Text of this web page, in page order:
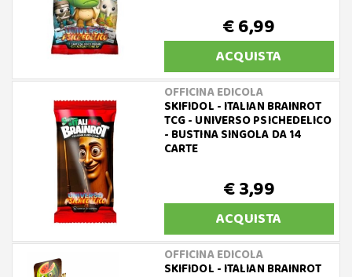
€ 6,99
ACQUISTA
OFFICINA EDICOLA
SKIFIDOL - ITALIAN BRAINROT
TCG - UNIVERSO PSICHEDELICO
- BUSTINA SINGOLA DA 14
CARTE
€ 3,99
ACQUISTA
OFFICINA EDICOLA
SKIFIDOL - ITALIAN BRAINROT